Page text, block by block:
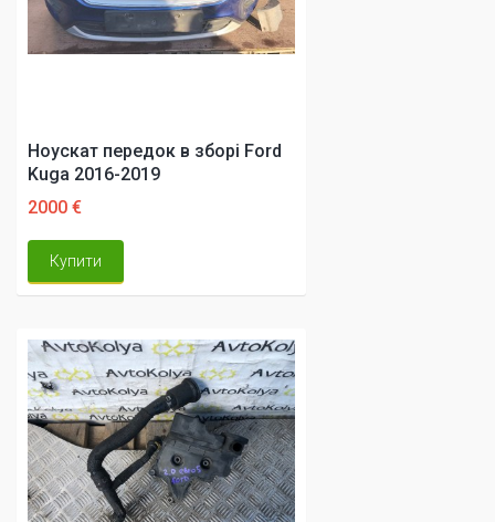
Ноускат передок в зборі Ford
Kuga 2016-2019
2000 €
Купити